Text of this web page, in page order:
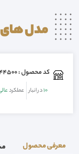
مدل های
کد محصول : 244500
10در انبار عملکرد
معرفی محصول